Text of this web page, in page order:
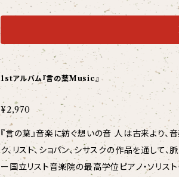
補強＋封筒で折れ・破損防止した上でお届けし
1stアルバム『言の葉Music』
¥2,970
『言の葉』音楽に紡ぐ想いの音 人は古来より、音楽によって世界と繋がり、想いを伝えてきたーバルトー
ク、リスト、ショパン、シサスクの作品を通して
ー国立リスト音楽院の最高学位ピアノ・ソリス